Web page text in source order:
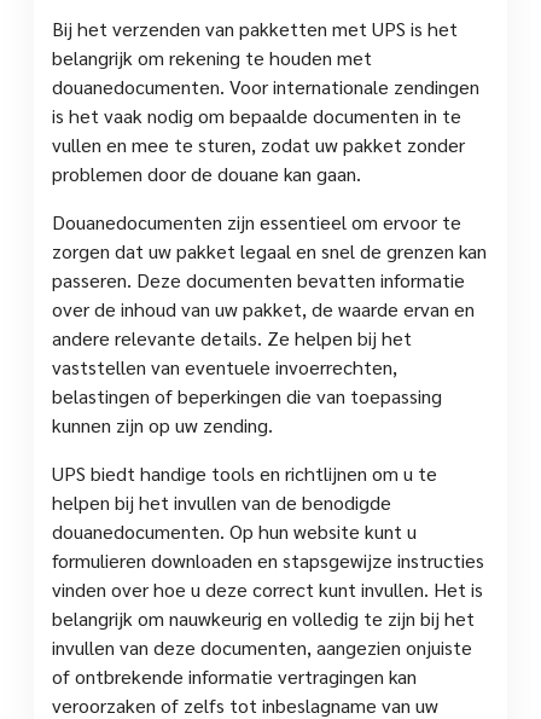
Bij het verzenden van pakketten met UPS is het
belangrijk om rekening te houden met
douanedocumenten. Voor internationale zendingen
is het vaak nodig om bepaalde documenten in te
vullen en mee te sturen, zodat uw pakket zonder
problemen door de douane kan gaan.
Douanedocumenten zijn essentieel om ervoor te
zorgen dat uw pakket legaal en snel de grenzen kan
passeren. Deze documenten bevatten informatie
over de inhoud van uw pakket, de waarde ervan en
andere relevante details. Ze helpen bij het
vaststellen van eventuele invoerrechten,
belastingen of beperkingen die van toepassing
kunnen zijn op uw zending.
UPS biedt handige tools en richtlijnen om u te
helpen bij het invullen van de benodigde
douanedocumenten. Op hun website kunt u
formulieren downloaden en stapsgewijze instructies
vinden over hoe u deze correct kunt invullen. Het is
belangrijk om nauwkeurig en volledig te zijn bij het
invullen van deze documenten, aangezien onjuiste
of ontbrekende informatie vertragingen kan
veroorzaken of zelfs tot inbeslagname van uw